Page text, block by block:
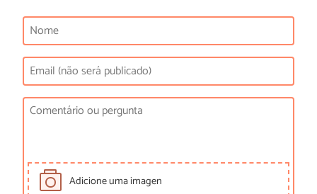
Adicione uma imagen